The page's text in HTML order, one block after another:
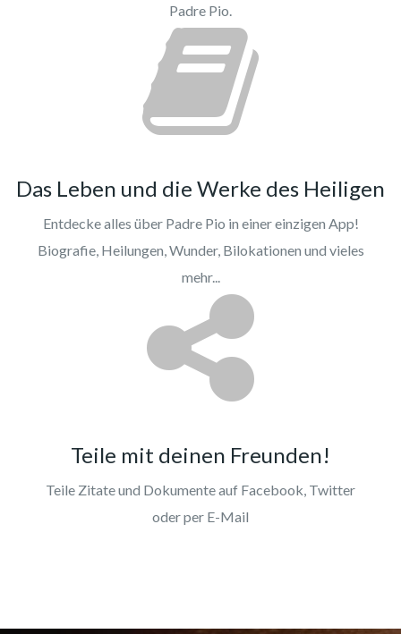
Padre Pio.
Das Leben und die Werke des Heiligen
Entdecke alles über Padre Pio in einer einzigen App!
Biografie, Heilungen, Wunder, Bilokationen und vieles
mehr...
Teile mit deinen Freunden!
Teile Zitate und Dokumente auf Facebook, Twitter
oder per E-Mail